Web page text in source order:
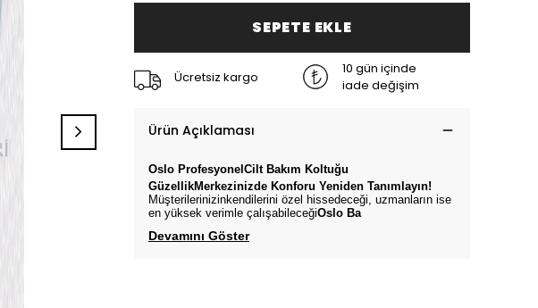
SEPETE EKLE
Ücretsiz kargo
10 gün içinde
iade değişim
Ürün Açıklaması
Oslo ProfesyonelCilt Bakım Koltuğu
GüzellikMerkezinizde Konforu Yeniden Tanımlayın!
Müşterilerinizinkendilerini özel hissedeceği, uzmanların ise
en yüksek verimle çalışabileceğiOslo Ba
Devamını Göster